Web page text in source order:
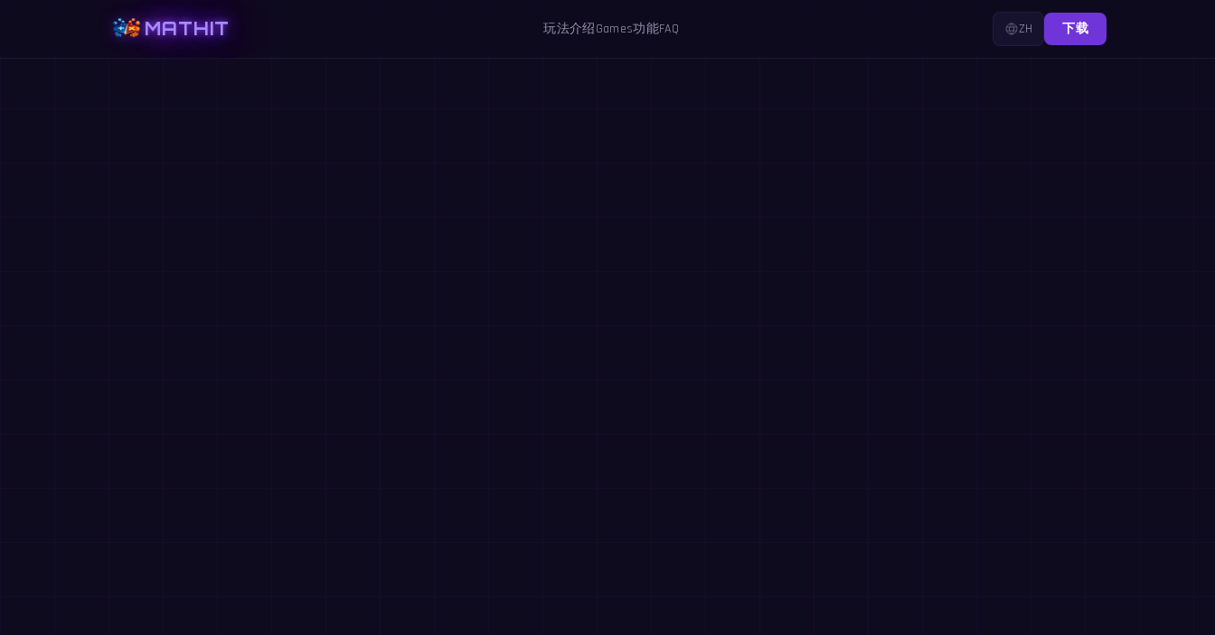
MATHIT 玩法介绍Games功能FAQ ZH 下载